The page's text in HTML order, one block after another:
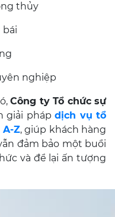
thủy
bái
nghiệp
Công ty Tổ chức sự
giải pháp dịch vụ tổ
Z, giúp khách hàng
đảm bảo một buổi
và để lại ấn tượng